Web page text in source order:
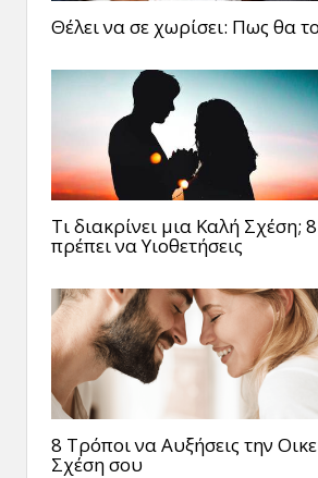
Θέλει να σε χωρίσει: Πως θα
Τι διακρίνει μια Καλή Σχέση;
πρέπει να Υιοθετήσεις
8 Τρόποι να Αυξήσεις την
Σχέση σου